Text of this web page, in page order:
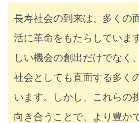
長寿社会の到来は、多くの
活に革命をもたらしていま
しい機会の創出だけでなく
社会としても直面する多く
います。しかし、これらの
向き合うことで、より豊か